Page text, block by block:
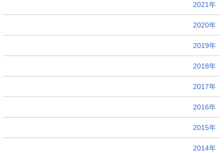
2021年
2020年
2019年
2018年
2017年
2016年
2015年
2014年